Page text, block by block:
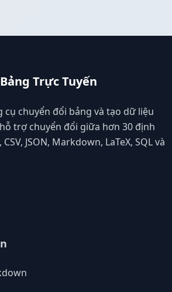
Trực Tuyến
cụ chuyển đổi bảng và tạo dữ liệu
trợ chuyển đổi giữa hơn 30 định
JSON, Markdown, LaTeX, SQL và